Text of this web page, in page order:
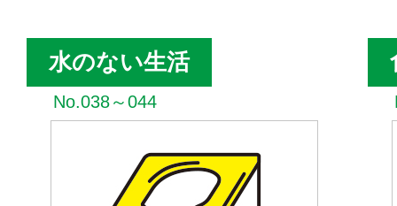
水のない生活
No.038～044